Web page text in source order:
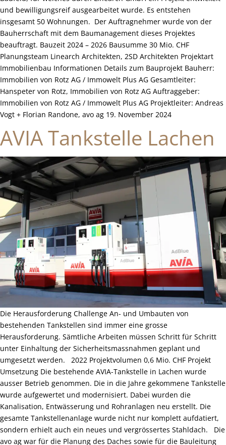
und bewilligungsreif ausgearbeitet wurde. Es entstehen
insgesamt 50 Wohnungen. Der Auftragnehmer wurde von der
Bauherrschaft mit dem Baumanagement dieses Projektes
beauftragt. Bauzeit 2024 – 2026 Bausumme 30 Mio. CHF
Planungsteam Linearch Architekten, 2SD Architekten Projektart
Immobilienbau Informationen Details zum Bauprojekt Bauherr:
Immobilien von Rotz AG / Immowelt Plus AG Gesamtleiter:
Hanspeter von Rotz, Immobilien von Rotz AG Auftraggeber:
Immobilien von Rotz AG / Immowelt Plus AG Projektleiter: Andreas
Vogt + Florian Randone, avo ag 19. November 2024
AVIA Tankstelle Lachen
Die Herausforderung Challenge An- und Umbauten von
bestehenden Tankstellen sind immer eine grosse
Herausforderung. Sämtliche Arbeiten müssen Schritt für Schritt
unter Einhaltung der Sicherheitsmassnahmen geplant und
umgesetzt werden. 2022 Projektvolumen 0,6 Mio. CHF Projekt
Umsetzung Die bestehende AVIA-Tankstelle in Lachen wurde
ausser Betrieb genommen. Die in die Jahre gekommene Tankstelle
wurde aufgewertet und modernisiert. Dabei wurden die
Kanalisation, Entwässerung und Rohranlagen neu erstellt. Die
gesamte Tankstellenanlage wurde nicht nur komplett aufdatiert,
sondern erhielt auch ein neues und vergrössertes Stahldach. Die
avo ag war für die Planung des Daches sowie für die Bauleitung